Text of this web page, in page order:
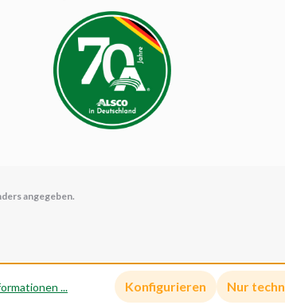
angegeben.
... Nur
Konfigurieren